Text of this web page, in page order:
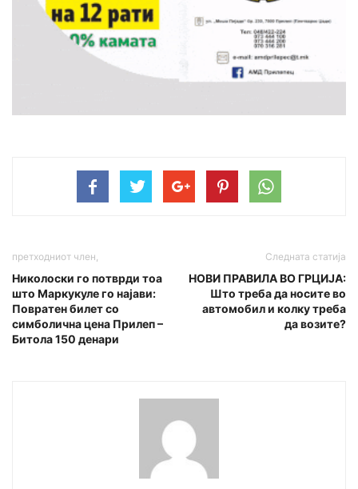
претходниот член,
Николоски го потврди тоа
што Maркукуле го најави:
Повратен билет со
симболична цена Прилеп –
Битола 150 денари
Следната статија
НОВИ ПРАВИЛА ВО ГРЦИЈА:
Што треба да носите во
автомобил и колку треба
да возите?